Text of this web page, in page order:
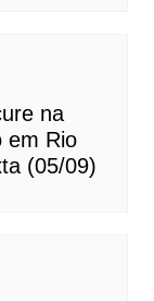
na
em Rio
(05/09)